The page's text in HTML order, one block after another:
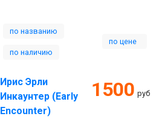
по названию
по наличию
по цене
Ирис Эрли
Инкаунтер (Early
Encounter)
1500 руб